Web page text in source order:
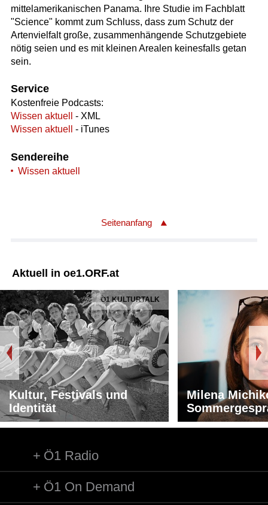
mittelamerikanischen Panama. Ihre Studie im Fachblatt
"Science" kommt zum Schluss, dass zum Schutz der
Artenvielfalt große, zusammenhängende Schutzgebiete
nötig seien und es mit kleinen Arealen keinesfalls getan
sein.
Service
Kostenfreie Podcasts:
Wissen aktuell
- XML
Wissen aktuell
- iTunes
Sendereihe
Wissen aktuell
Seitenanfang
Aktuell in oe1.ORF.at
Ö1 KULTURTALK
Kultur, Festivals und
Identität
Milena
Ö1 Radio
Ö1 On Demand